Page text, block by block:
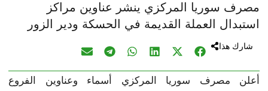
مصرف سوريا المركزي ينشر عناوين مراكز
استبدال العملة القديمة في الحسكة ودير الزور
شارك هذا
أعلن مصرف سوريا المركزي أسماء وعناوين الفروع